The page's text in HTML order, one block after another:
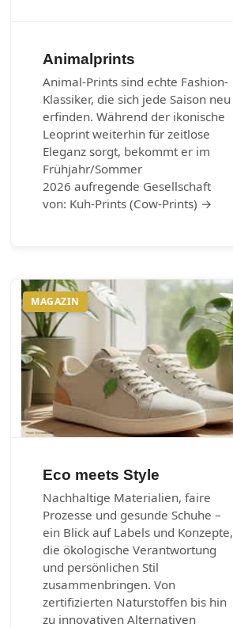
Animalprints
Animal-Prints sind echte Fashion-
Klassiker, die sich jede Saison neu
erfinden. Während der ikonische
Leoprint weiterhin für zeitlose
Eleganz sorgt, bekommt er im
Frühjahr/Sommer
2026 aufregende Gesellschaft
von: Kuh-Prints (Cow-Prints) →
MAGAZIN
Eco meets Style
Nachhaltige Materialien, faire
Prozesse und gesunde Schuhe –
ein Blick auf Labels und Konzepte,
die ökologische Verantwortung
und persönlichen Stil
zusammenbringen. Von
zertifizierten Naturstoffen bis hin
zu innovativen Alternativen